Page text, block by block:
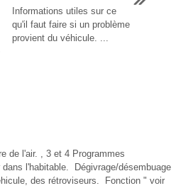
Informations utiles sur ce
qu'il faut faire si un problème
provient du véhicule. ...
de l'air. , 3 et 4 Programmes
l'habitable. Dégivrage/désembuage
des rétroviseurs. Fonction " voir